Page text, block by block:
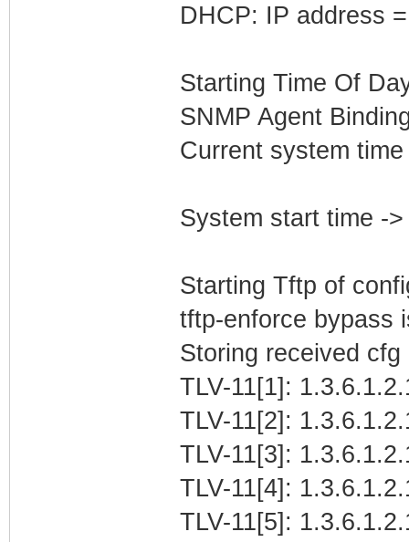
DHCP: IP address
Starting Time Of
SNMP Agent
Current system
System start time -
Starting Tftp of
tftp-enforce bypass
Storing received
TLV-11[1]:
TLV-11[2]:
TLV-11[3]:
TLV-11[4]:
TLV-11[5]: